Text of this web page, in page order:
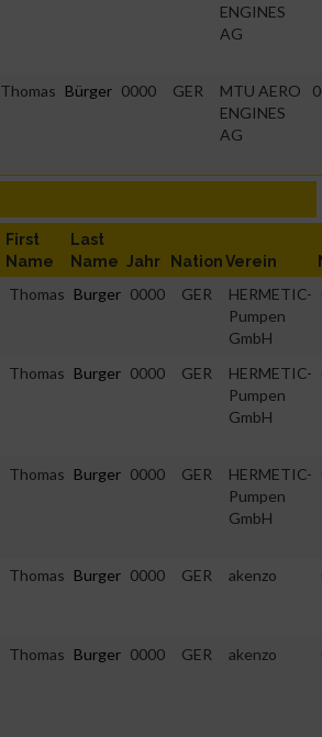
ENGINES
AG
Thomas Bürger 0000 GER
MTU AERO
ENGINES
AG
First
Name
Last
Name Jahr NationVerein
Thomas Burger 0000 GER
HERMETIC-
Pumpen
GmbH
Thomas Burger 0000 GER
HERMETIC-
Pumpen
GmbH
Thomas Burger 0000 GER
HERMETIC-
Pumpen
GmbH
Thomas Burger 0000 GER akenzo
Thomas Burger 0000 GER akenzo